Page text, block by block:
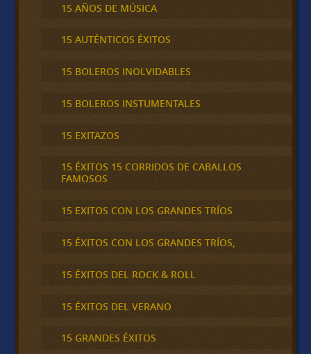
15 AÑOS DE MÚSICA
15 AUTÉNTICOS ÉXITOS
15 BOLEROS INOLVIDABLES
15 BOLEROS INSTUMENTALES
15 EXITAZOS
15 ÉXITOS 15 CORRIDOS DE CABALLOS
FAMOSOS
15 EXITOS CON LOS GRANDES TRÍOS
15 ÉXITOS CON LOS GRANDES TRÍOS,
15 ÉXITOS DEL ROCK & ROLL
15 ÉXITOS DEL VERANO
15 GRANDES ÉXITOS